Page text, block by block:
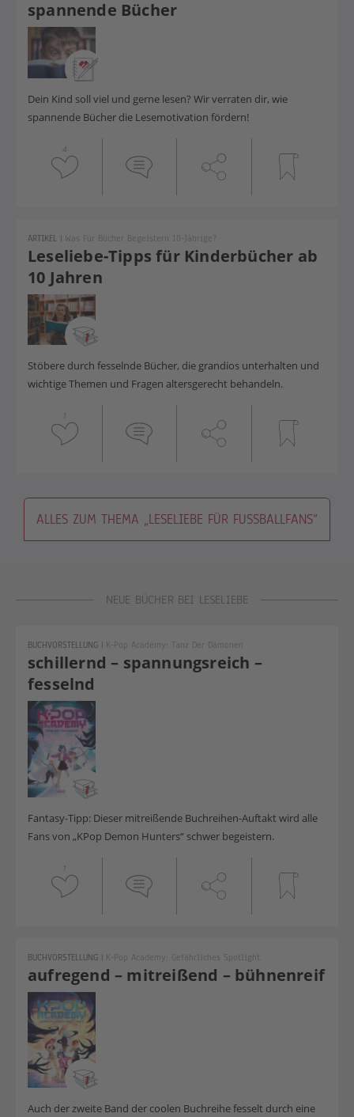
spannende Bücher
Dein Kind soll viel und gerne lesen? Wir verraten dir, wie
spannende Bücher die Lesemotivation fördern!
4
Leseliebe-Tipps für Kinderbücher ab
10 Jahren
ARTIKEL | Was Für Bücher Begeistern 10-Jährige?
Stöbere durch fesselnde Bücher, die grandios unterhalten und
wichtige Themen und Fragen altersgerecht behandeln.
1
ALLES ZUM THEMA „LESELIEBE FÜR FUSSBALLFANS“
NEUE BÜCHER BEI LESELIEBE
schillernd – spannungsreich –
fesselnd
BUCHVORSTELLUNG | K-Pop Academy: Tanz Der Dämonen
Fantasy-Tipp: Dieser mitreißende Buchreihen-Auftakt wird alle
Fans von „KPop Demon Hunters“ schwer begeistern.
1
aufregend – mitreißend – bühnenreif
BUCHVORSTELLUNG | K-Pop Academy: Gefährliches Spotlight
Auch der zweite Band der coolen Buchreihe fesselt durch eine